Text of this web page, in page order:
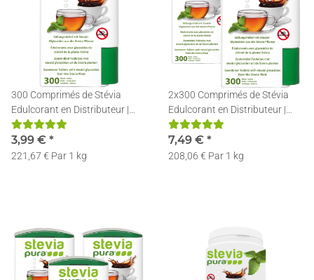
300 Comprimés de Stévia
Edulcorant en Distributeur |
Rechargeable
3,99 € *
221,67 € Par 1 kg
2x300 Comprimés de Stévia
Edulcorant en Distributeur |
Rechargeable
7,49 € *
208,06 € Par 1 kg